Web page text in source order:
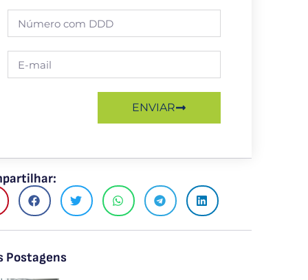
ENVIAR
Postagens